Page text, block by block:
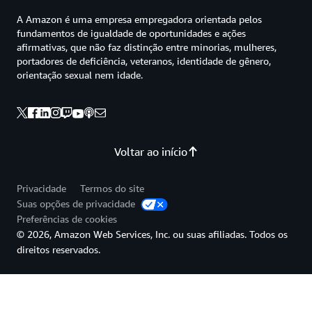
Voltar ao início
A Amazon é uma empresa empregadora orientada pelos
fundamentos de igualdade de oportunidades e ações
afirmativas, que não faz distinção entre minorias, mulheres,
portadores de deficiência, veteranos, identidade de gênero,
orientação sexual nem idade.
Privacidade
Termos do site
Suas opções de privacidade
Preferências de cookies
© 2026, Amazon Web Services, Inc. ou suas afiliadas. Todos os
direitos reservados.